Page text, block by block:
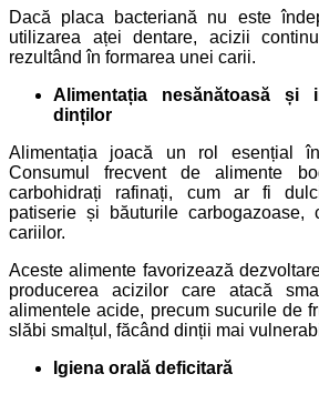
Dacă placa bacteriană nu este
utilizarea aței dentare, acizii
rezultând în formarea unei carii.
Alimentația nesănătoasă și
dinților
Alimentația joacă un rol esențial
Consumul frecvent de alimente
carbohidrați rafinați, cum ar fi
patiserie și băuturile carbogazoase,
cariilor.
Aceste alimente favorizează
producerea acizilor care atacă
alimentele acide, precum sucurile de
slăbi smalțul, făcând dinții mai
Igiena orală deficitară